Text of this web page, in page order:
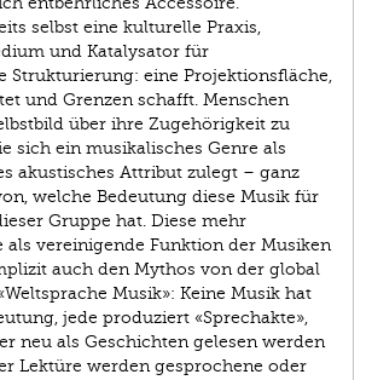
selbst eine kulturelle Praxis,
und Katalysator für
Strukturierung: eine Projektionsfläche,
und Grenzen schafft. Menschen
über ihre Zugehörigkeit zu
sich ein musikalisches Genre als
akustisches Attribut zulegt – ganz
welche Bedeutung diese Musik für
Gruppe hat. Diese mehr
als vereinigende Funktion der Musiken
auch den Mythos von der global
Musik»: Keine Musik hat
jede produziert «Sprechakte»,
neu als Geschichten gelesen werden
Lektüre werden gesprochene oder